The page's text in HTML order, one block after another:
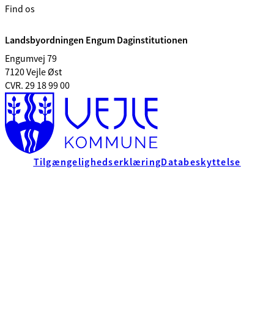
Find os
Landsbyordningen Engum Daginstitutionen
Engumvej 79
7120 Vejle Øst
CVR. 29 18 99 00
TilgængelighedserklæringDatabeskyttelse